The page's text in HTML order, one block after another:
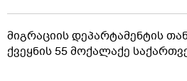
მიგრაციის დეპარტამენტის
ქვეყნის 55 მოქალაქე